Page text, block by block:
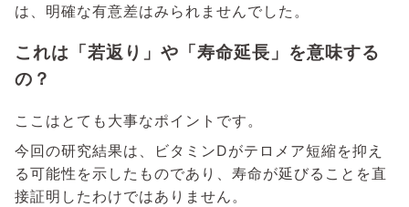
は、明確な有意差はみられませんでした。
これは「若返り」や「寿命延長」を意味する
の？
ここはとても大事なポイントです。
今回の研究結果は、ビタミンDがテロメア短縮を抑え
る可能性を示したものであり、寿命が延びることを直
接証明したわけではありません。